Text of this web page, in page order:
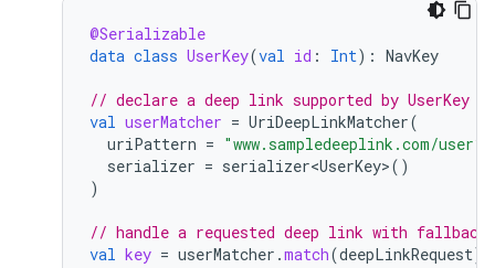
@Serializable
data class UserKey(val id : Int): NavKey
// declare a deep link supported by UserKey
val userMatcher = UriDeepLinkMatcher(
uriPattern = "www.sampledeeplink.com/
serializer = serializer<UserKey>()
)
// handle a requested deep link with fallback
val key = userMatcher .match(deepLinkRequest)